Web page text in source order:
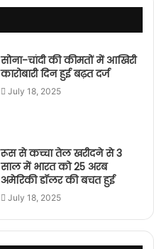
सोना-चांदी की कीमतों में आखिरी
कारोबारी दिन हुई बढ़त दर्ज
July 18, 2025
रूस से कच्चा तेल खरीदने से 3
साल में भारत को 25 अरब
अमेरिकी डॉलर की बचत हुई
July 18, 2025